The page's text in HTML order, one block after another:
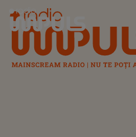
Radio Impuls